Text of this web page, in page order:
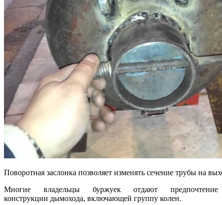
Поворотная заслонка позволяет изменять сечение трубы на
Многие владельцы буржуек отдают предпочтение
конструкции дымохода, включающей группу колен.